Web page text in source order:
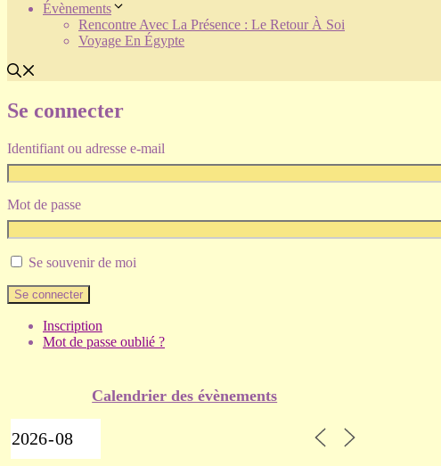
Évènements
Rencontre Avec La Présence : Le Retour À Soi
Voyage En Égypte
Se connecter
Identifiant ou adresse e-mail
Mot de passe
Se souvenir de moi
Se connecter
Inscription
Mot de passe oublié ?
Calendrier des évènements